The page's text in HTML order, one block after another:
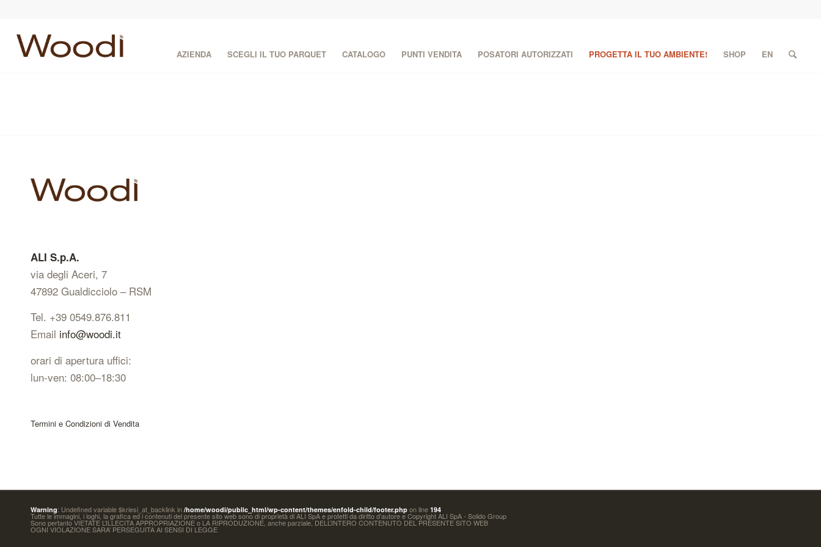
AZIENDA SCEGLI IL TUO PARQUET CATALOGO PUNTI VENDITA POSATORI AUTORIZZATI PROGETTA IL TUO AMBIENTE! SHOP EN
ALI S.p.A.
via degli Aceri, 7
47892 Gualdicciolo – RSM
Tel. +39 0549.876.811
Email info@woodi.it
orari di apertura uffici:
lun-ven: 08:00–18:30
Termini e Condizioni di Vendita
Warning: Undefined variable $kriesi_at_backlink in /home/woodi/public_html/wp-content/themes/enfold-child/footer.php on line 194
Tutte le immagini, i loghi, la grafica ed i contenuti del presente sito web sono di proprietà di ALI SpA e protetti da diritto d’autore e Copyright ALI SpA - Solido Group
Sono pertanto VIETATE L’ILLECITA APPROPRIAZIONE o LA RIPRODUZIONE, anche parziale, DELL’INTERO CONTENUTO DEL PRESENTE SITO WEB
OGNI VIOLAZIONE SARA’ PERSEGUITA AI SENSI DI LEGGE